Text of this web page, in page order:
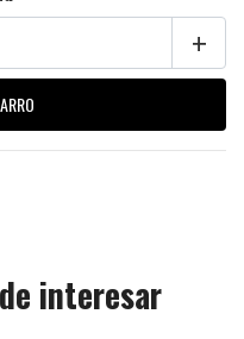
+
interesar